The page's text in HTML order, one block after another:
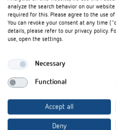
analyze the search behavior on our
required for this. Please agree to the use
You can revoke your consent at any time
details, please refer to our privacy policy.
use, open the settings.
Necessary
Functional
Accept all
Deny